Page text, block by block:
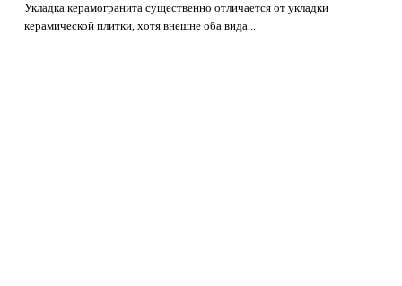
Укладка керамогранита существенно отличается от укладки
керамической плитки, хотя внешне оба вида...